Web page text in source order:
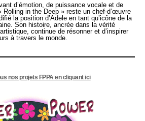
d’émotion, de puissance vocale et de
Rolling in the Deep » reste un chef-d’œuvre
la position d’Adele en tant qu’icône de la
Son histoire, ancrée dans la vérité
continue de résonner et d’inspirer
à travers le monde.
nos projets FPPA en cliquant ici